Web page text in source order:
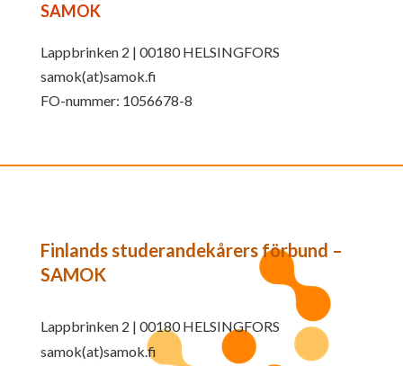
SAMOK
Lappbrinken 2 | 00180 HELSINGFORS
samok(at)samok.fi
FO-nummer: 1056678-8
Finlands studerandekårers förbund –
SAMOK
Lappbrinken 2 | 00180 HELSINGFORS
samok(at)samok.fi